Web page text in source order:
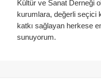
Kültür ve Sanat Derneği
kurumlara, değerli seçici
katkı sağlayan herkese
sunuyorum.